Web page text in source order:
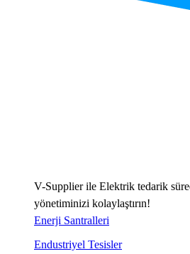
V-Supplier ile Elektrik tedarik
yönetiminizi kolaylaştırın!
Enerji Santralleri
Endustriyel Tesisler